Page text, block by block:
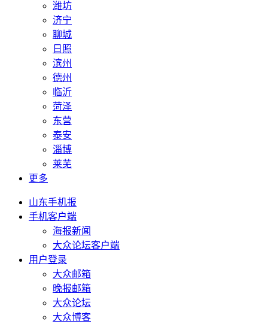
潍坊
济宁
聊城
日照
滨州
德州
临沂
菏泽
东营
泰安
淄博
莱芜
更多
山东手机报
手机客户端
海报新闻
大众论坛客户端
用户登录
大众邮箱
晚报邮箱
大众论坛
大众博客